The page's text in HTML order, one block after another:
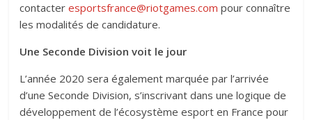
contacteresportsfrance@riotgames.com pour connaître
les modalités de candidature.
Une Seconde Division voit le jour
L’année 2020 sera également marquée par l’arrivée
d’une Seconde Division, s’inscrivant dans une logique de
développement de l’écosystème esport en France pour